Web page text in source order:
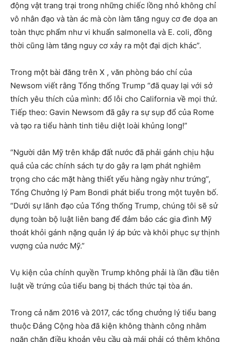
động vật trang trại trong những chiếc lồng nhỏ không chỉ
vô nhân đạo và tàn ác mà còn làm tăng nguy cơ đe dọa an
toàn thực phẩm như vi khuẩn salmonella và E. coli, đồng
thời cũng làm tăng nguy cơ xảy ra một đại dịch khác”.
Trong một bài đăng trên X , văn phòng báo chí của
Newsom viết rằng Tổng thống Trump “đã quay lại với sở
thích yêu thích của mình: đổ lỗi cho California về mọi thứ.
Tiếp theo: Gavin Newsom đã gây ra sự sụp đổ của Rome
và tạo ra tiểu hành tinh tiêu diệt loài khủng long!”
“Người dân Mỹ trên khắp đất nước đã phải gánh chịu hậu
quả của các chính sách tự do gây ra lạm phát nghiêm
trọng cho các mặt hàng thiết yếu hàng ngày như trứng”,
Tổng Chưởng lý Pam Bondi phát biểu trong một tuyên bố.
“Dưới sự lãnh đạo của Tổng thống Trump, chúng tôi sẽ sử
dụng toàn bộ luật liên bang để đảm bảo các gia đình Mỹ
thoát khỏi gánh nặng quản lý áp bức và khôi phục sự thịnh
vượng của nước Mỹ.”
Vụ kiện của chính quyền Trump không phải là lần đầu tiên
luật về trứng của tiểu bang bị thách thức tại tòa án.
Trong cả năm 2016 và 2017, các tổng chưởng lý tiểu bang
thuộc Đảng Cộng hòa đã kiện không thành công nhằm
ngăn chặn điều khoản yêu cầu gà mái phải có thêm không